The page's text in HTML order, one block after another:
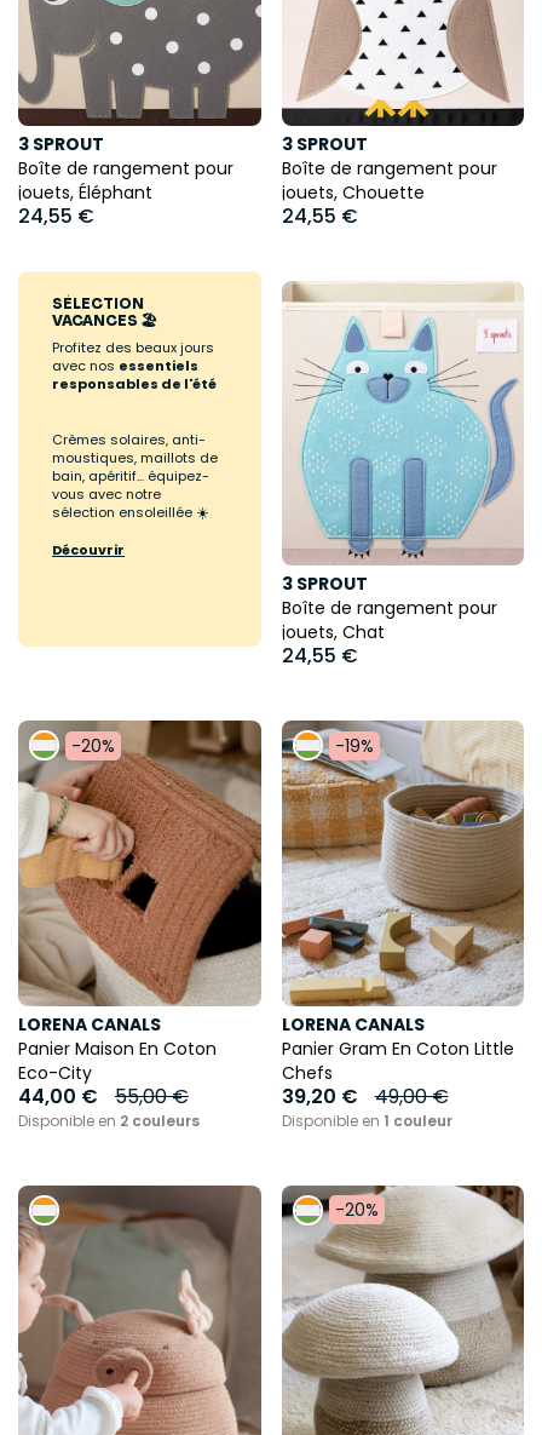
3 SPROUT
Boîte de rangement pour
jouets, Éléphant
24,55 €
3 SPROUT
Boîte de rangement pour
jouets, Chouette
24,55 €
SÉLECTION
VACANCES 🏖️
Profitez des beaux jours
avec nos essentiels
responsables de l'été
Crèmes solaires, anti-
moustiques, maillots de
bain, apéritif... équipez-
vous avec notre
sélection ensoleillée ☀️
Découvrir
3 SPROUT
Boîte de rangement pour
jouets, Chat
24,55 €
-20%
LORENA CANALS
Panier Maison En Coton
Eco-City
44,00 € 55,00 €
Disponible en 2 couleurs
-19%
LORENA CANALS
Panier Gram En Coton Little
Chefs
39,20 € 49,00 €
Disponible en 1 couleur
-20%